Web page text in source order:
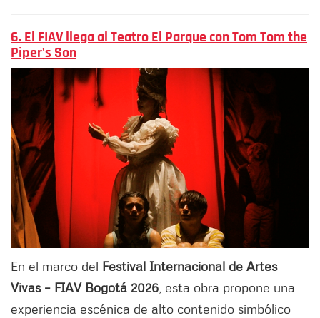
6. El FIAV llega al Teatro El Parque con Tom Tom the
Piper's Son
En el marco del Festival Internacional de Artes
Vivas – FIAV Bogotá 2026 , esta obra propone una
experiencia escénica de alto contenido simbólico